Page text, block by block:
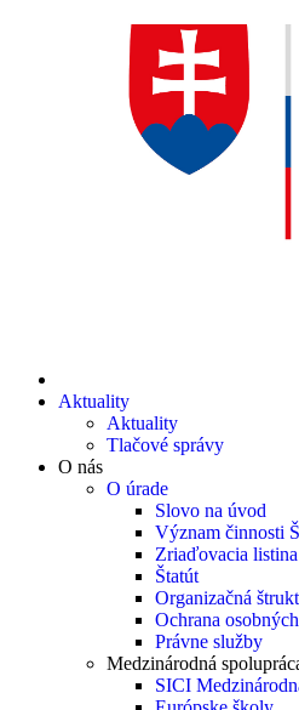
Aktuality
Aktuality
Tlačové správy
O nás
O úrade
Slovo na úvod
Význam činnosti
Zriaďovacia listina
Štatút
Organizačná
Ochrana
Právne služby
Medzinárodná
SICI